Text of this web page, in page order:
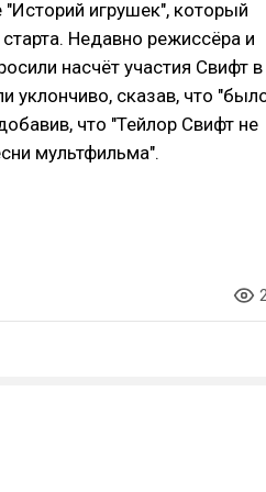
игрушек", который
Недавно режиссёра и
насчёт участия Свифт в
уклончиво, сказав, что
что "Тейлор Свифт не
мультфильма".